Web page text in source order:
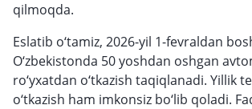
qilmoqda.
Eslatib o‘tamiz, 2026-yil 1-fevraldan
O‘zbekistonda 50 yoshdan oshgan
ro‘yxatdan o‘tkazish taqiqlanadi. Yillik
o‘tkazish ham imkonsiz bo‘lib qoladi.